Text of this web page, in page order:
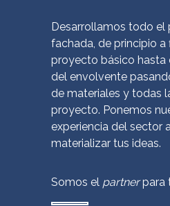
Desarrollamos todo el
fachada, de principio a
proyecto básico hasta
del envolvente
de materiales y todas
proyecto. Ponemos
experiencia del sector
materializar tus ideas.
Somos el partnerpara